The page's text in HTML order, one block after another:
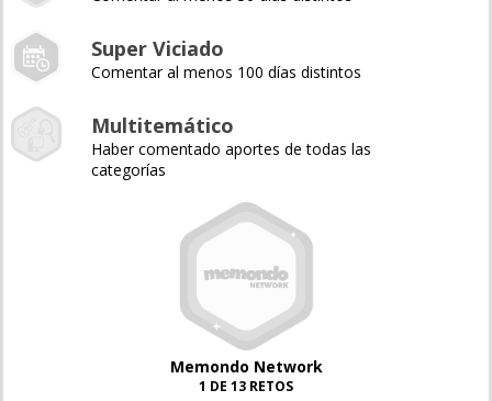
Super Viciado
Comentar al menos 100 días distintos
Multitemático
Haber comentado aportes de todas las
categorías
Memondo Network
1 DE 13 RETOS